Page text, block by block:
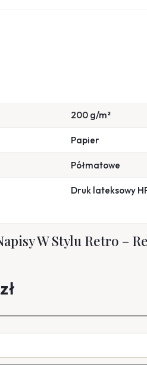
200 g/m²
Papier
Półmatowe
Druk lateksowy
W Stylu Retro –